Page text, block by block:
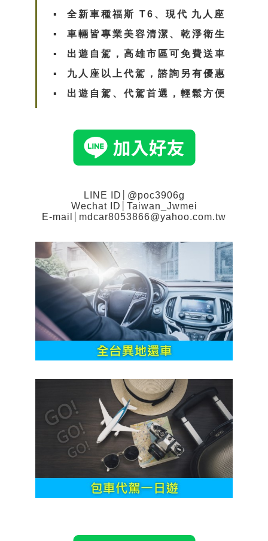
▪︎ 全新車種福斯 T6、現代 九人座
▪︎ 車輛皆專業美容清潔、乾淨衛生
▪︎ 出遊自駕，高雄市區可免費送車
▪︎ 九人座以上代駕，諮詢另有優惠
▪︎ 出遊自駕、代駕首選，輕鬆方便
LINE ID
@poc3906g
Wechat ID
Taiwan_Jwmei
E-mail
mdcar8053866@yahoo.com.tw